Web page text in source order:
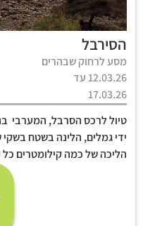
הסירבל
מסע לרחוק שבהרים
12.03.26 עד
17.03.26
טיול לרכס הסרבל, המערבי
ידי גמלים, הלינה בשטח
הליכה של כמה קילומטרים כל